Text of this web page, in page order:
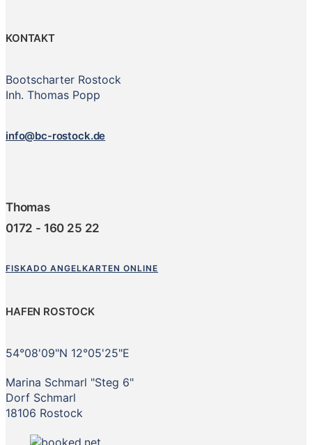
KONTAKT
Bootscharter Rostock
Inh. Thomas Popp
info@bc-rostock.de
Thomas
0172 - 160 25 22
FISKADO ANGELKARTEN ONLINE
HAFEN ROSTOCK
54°08'09"N 12°05'25"E
Marina Schmarl "Steg 6"
Dorf Schmarl
18106 Rostock